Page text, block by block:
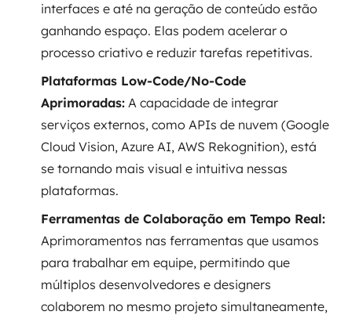
interfaces e até na geração de conteúdo estão
ganhando espaço. Elas podem acelerar o
processo criativo e reduzir tarefas repetitivas.
Plataformas Low-Code/No-Code
Aprimoradas: A capacidade de integrar
serviços externos, como APIs de nuvem (Google
Cloud Vision, Azure AI, AWS Rekognition), está
se tornando mais visual e intuitiva nessas
plataformas.
Ferramentas de Colaboração em Tempo Real:
Aprimoramentos nas ferramentas que usamos
para trabalhar em equipe, permitindo que
múltiplos desenvolvedores e designers
colaborem no mesmo projeto simultaneamente,